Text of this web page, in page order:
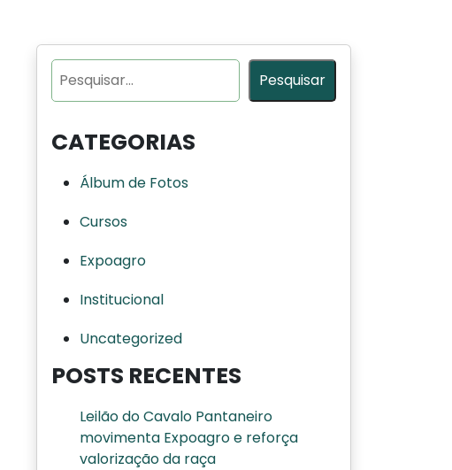
Pesquisar
Pesquisar
CATEGORIAS
Álbum de Fotos
Cursos
Expoagro
Institucional
Uncategorized
POSTS RECENTES
Leilão do Cavalo Pantaneiro
movimenta Expoagro e reforça
valorização da raça